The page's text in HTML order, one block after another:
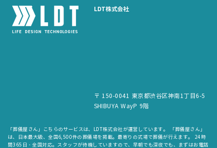
LDT株式会社
〒 150-0041 東京都渋谷区神南1丁目6-5
SHIBUYA WayP 9階
「葬儀屋さん」こちらのサービスは、LDT株式会社が運営しています。 「葬儀屋さん」
は、日本最大級、全国6,500件の葬儀場を掲載。最寄りの式場で葬儀が行えます。 24時
間365日・全国対応。スタッフが待機していますので、早朝でも深夜でも、まずはお電話